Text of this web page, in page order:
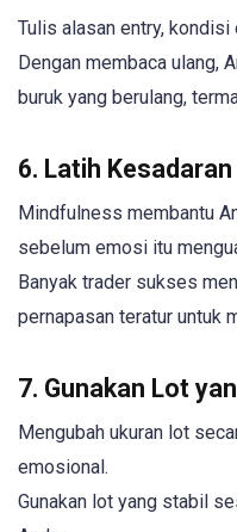
Tulis alasan entry, kondisi
Dengan membaca ulang,
buruk yang berulang,
6. Latih
Mindfulness membantu
sebelum emosi itu
Banyak trader sukses
pernapasan teratur untuk
7. Gunakan Lot
Mengubah ukuran lot
emosional.
Gunakan lot yang stabil